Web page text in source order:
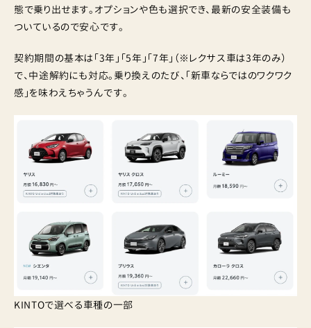
態で乗り出せます。オプションや色も選択でき、最新の安全装備も
ついているので安心です。
契約期間の基本は「3年」「5年」「7年」（※レクサス車は3年のみ）
で、中途解約にも対応。乗り換えのたび、「新車ならではのワクワク
感」を味わえちゃうんです。
KINTOで選べる車種の一部